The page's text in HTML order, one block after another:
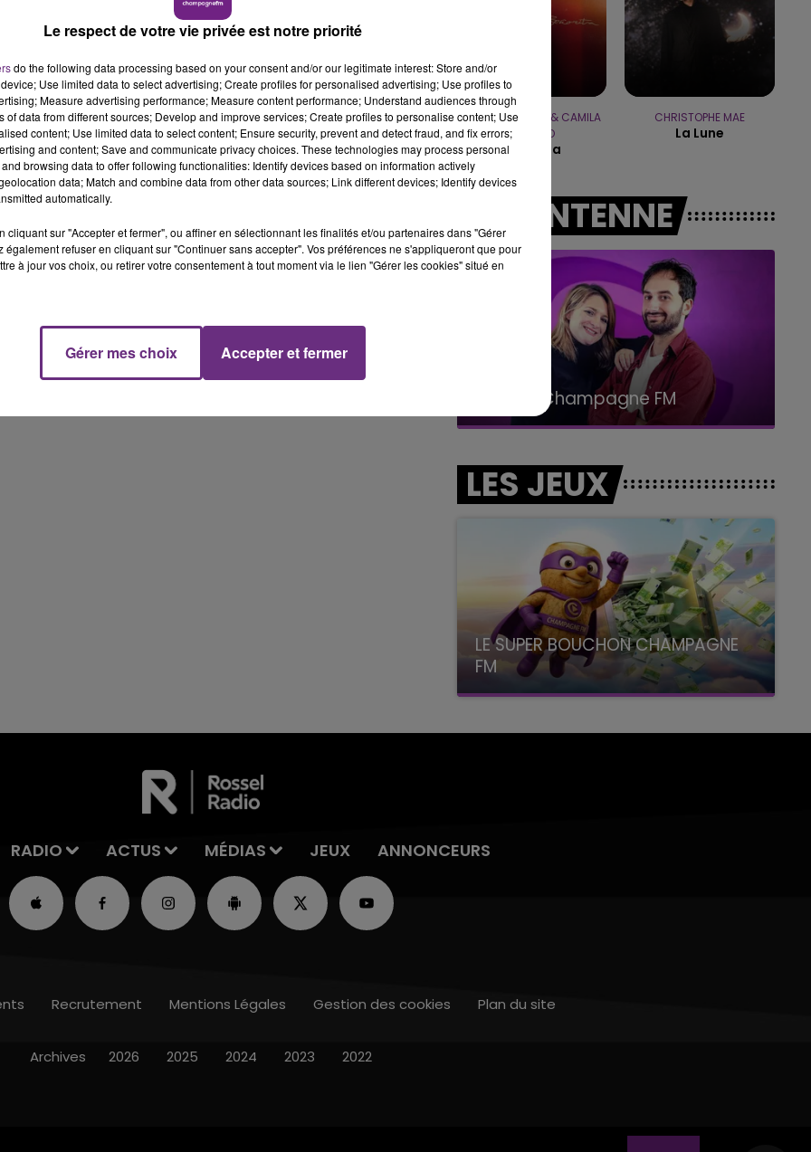
L'INSPECTION DU TRAVAIL RAPPELLE À
L'ORDRE SUR LES CONDITIONS DE...
l'inspection du Travail en profite pour rappeler
les conditions de...
SHAWN MENDES & CAMILA
CABELLO
Senorita
CHRISTOPHE MAE
La Lune
A L'ANTENNE
15h00 - 19h00
LA POP MACHINE - CHAMPAGNE FM
LES JEUX
LE SUPER BOUCHON CHAMPAGNE
FM
avec La Famille Champagne FM, à 8H10
RADIO ACTUS MÉDIAS JEUX ANNONCEURS
Recrutement Mentions Légales Gestion des cookies Plan du site
Archives 2026 2025 2024 2023 2022
Le respect de votre vie privée est notre priorité
do the following data processing based on your consent and/or our legitimate interest: Store and/or
Use limited data to select advertising; Create profiles for personalised advertising; Use profiles to
Measure advertising performance; Measure content performance; Understand audiences through
of data from different sources; Develop and improve services; Create profiles to personalise content; Use
content; Use limited data to select content; Ensure security, prevent and detect fraud, and fix errors;
and content; Save and communicate privacy choices. These technologies may process personal
browsing data to offer following functionalities: Identify devices based on information actively
data; Match and combine data from other data sources; Link different devices; Identify devices
automatically.
cliquant sur "Accepter et fermer", ou affiner en sélectionnant les finalités et/ou partenaires dans "Gérer
également refuser en cliquant sur "Continuer sans accepter". Vos préférences ne s'appliqueront que pour
à jour vos choix, ou retirer votre consentement à tout moment via le lien "Gérer les cookies" situé en
Gérer mes choix Accepter et fermer